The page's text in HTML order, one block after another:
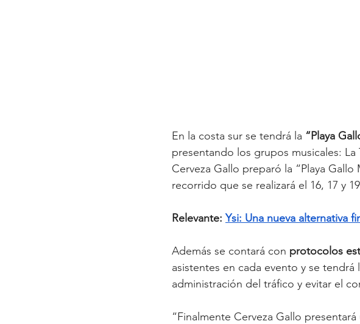
En la costa sur se tendrá la “Playa
presentando los grupos musicales:
Cerveza Gallo preparó la “Playa
recorrido que se realizará el 16, 17 y
Relevante: Ysi: Una nueva alternativa
Además se contará con protocolos
asistentes en cada evento y se
administración del tráfico y evitar el
“Finalmente Cerveza Gallo